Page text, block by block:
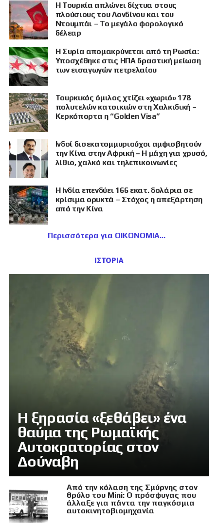
Η Τουρκία απλώνει δίχτυα στους
πλούσιους του Λονδίνου και του
Ντουμπάι – Το μεγάλο φορολογικό
δέλεαρ
Η Συρία απομακρύνεται από τη Ρωσία:
Υποσχέθηκε στις ΗΠΑ δραστική μείωση
των εισαγωγών πετρελαίου
Τουρκικός όμιλος χτίζει «χωριό» 178
πολυτελών κατοικιών στη Χαλκιδική –
Κερκόπορτα η “Golden Visa”
Ινδοί δισεκατομμυριούχοι αμφισβητούν
την Κίνα στην Αφρική – Η μάχη για χρυσό,
λίθιο, χαλκό και τηλεπικοινωνίες
Η Ινδία επενδύει 166 εκατ. δολάρια σε
κρίσιμα ορυκτά – Στόχος η απεξάρτηση
από την Κίνα
Περισσότερα για ΟΙΚΟΝΟΜΙΑ
ΙΣΤΟΡΙΑ
Η ξηρασία «ξεθάβει» ένα
θαύμα της Ρωμαϊκής
Αυτοκρατορίας στον
Δούναβη
Από την κόλαση της Σμύρνης στον
θρύλο του Mini: Ο πρόσφυγας που
άλλαξε για πάντα την παγκόσμια
αυτοκινητοβιομηχανία